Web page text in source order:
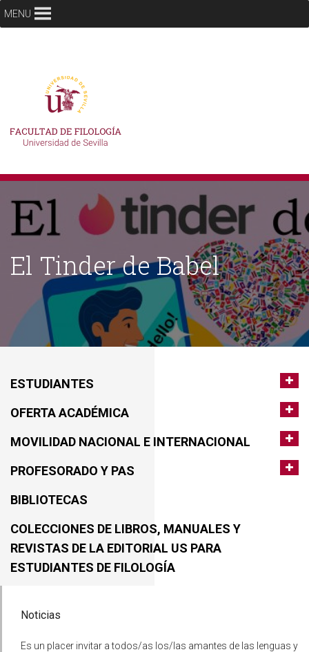
MENU
El Tinder de Babel
ESTUDIANTES
OFERTA ACADÉMICA
MOVILIDAD NACIONAL E INTERNACIONAL
PROFESORADO Y PAS
BIBLIOTECAS
COLECCIONES DE LIBROS, MANUALES Y
REVISTAS DE LA EDITORIAL US PARA
ESTUDIANTES DE FILOLOGÍA
Noticias
Es un placer invitar a todos/as los/las amantes de las lenguas y